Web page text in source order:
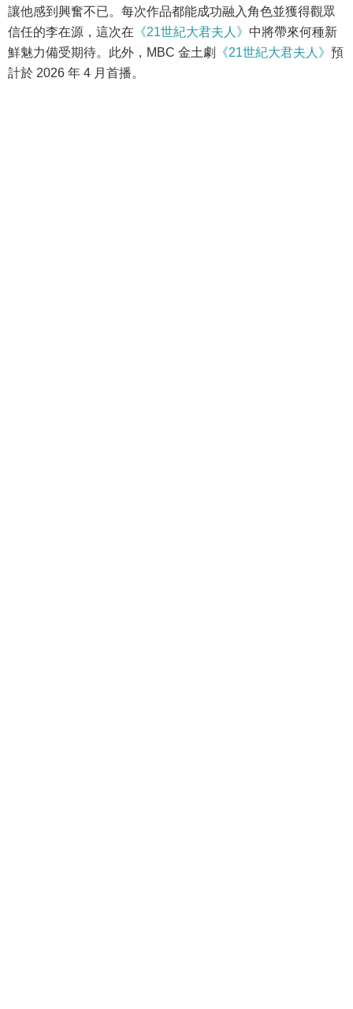
讓他感到興奮不已。每次作品都能成功融入角色並獲得觀眾
信任的李在源，這次在 《21世紀大君夫人》 中將帶來何種新
鮮魅力備受期待。此外，MBC 金土劇
《21世紀大君夫人》 預
計於 2026 年 4 月首播。